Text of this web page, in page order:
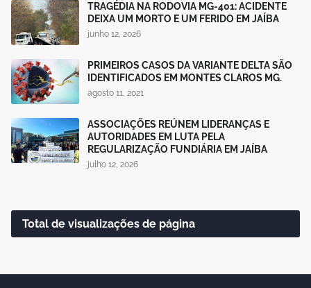
TRAGÉDIA NA RODOVIA MG-401: ACIDENTE
DEIXA UM MORTO E UM FERIDO EM JAÍBA
junho 12, 2026
PRIMEIROS CASOS DA VARIANTE DELTA SÃO
IDENTIFICADOS EM MONTES CLAROS MG.
agosto 11, 2021
ASSOCIAÇÕES REÚNEM LIDERANÇAS E
AUTORIDADES EM LUTA PELA
REGULARIZAÇÃO FUNDIÁRIA EM JAÍBA
julho 12, 2026
Total de visualizações de página